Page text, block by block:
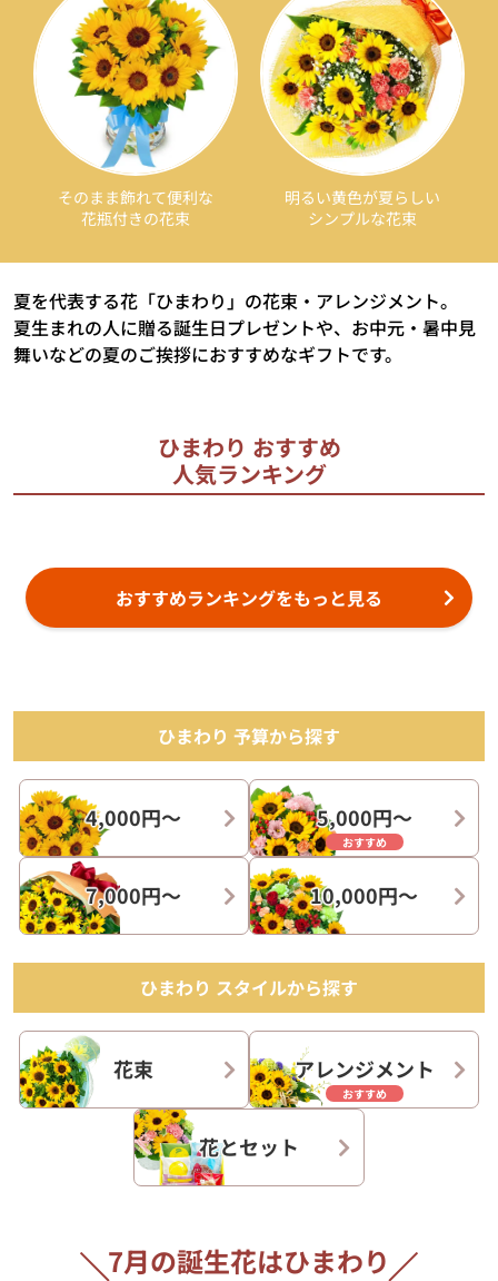
そのまま飾れて便利な
花瓶付きの花束
明るい黄色が夏らしい
シンプルな花束
夏を代表する花「ひまわり」の花束・アレンジメント。
夏生まれの人に贈る誕生日プレゼントや、お中元・暑中見
舞いなどの夏のご挨拶におすすめなギフトです。
ひまわり おすすめ
人気ランキング
おすすめランキングをもっと見る
ひまわり 予算から探す
4,000円〜 5,000円〜
おすすめ
7,000円〜 10,000円〜
ひまわり スタイルから探す
花束 アレンジメント
おすすめ
花とセット
7月の誕生花はひまわり